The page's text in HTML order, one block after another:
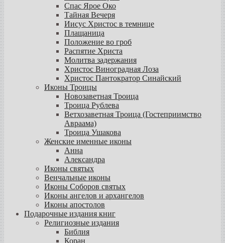
Спас Ярое Око
Тайная Вечеря
Иисус Христос в темнице
Плащаница
Положение во гроб
Распятие Христа
Молитва задержания
Христос Виноградная Лоза
Христос Пантократор Синайский
Иконы Троицы
Новозаветная Троица
Троица Рублева
Ветхозаветная Троица (Гостеприимство
Авраама)
Троица Ушакова
Женские именные иконы
Анна
Александра
Иконы святых
Венчальные иконы
Иконы Соборов святых
Иконы ангелов и архангелов
Иконы апостолов
Подарочные издания книг
Религиозные издания
Библия
Коран